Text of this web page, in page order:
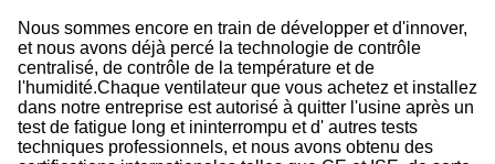
Nous sommes encore en train de développer et d'innover,
et nous avons déjà percé la technologie de contrôle
centralisé, de contrôle de la température et de
l'humidité.Chaque ventilateur que vous achetez et installez
dans notre entreprise est autorisé à quitter l'usine après un
test de fatigue long et ininterrompu et d' autres tests
techniques professionnels, et nous avons obtenu des